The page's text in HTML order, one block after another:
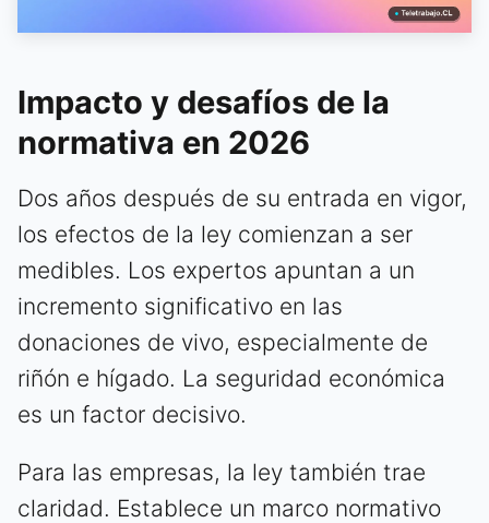
Impacto y desafíos de la
normativa en 2026
Dos años después de su entrada en vigor,
los efectos de la ley comienzan a ser
medibles. Los expertos apuntan a un
incremento significativo en las
donaciones de vivo, especialmente de
riñón e hígado. La seguridad económica
es un factor decisivo.
Para las empresas, la ley también trae
claridad. Establece un marco normativo